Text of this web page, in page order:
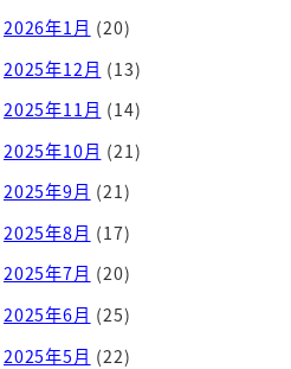
2026年1月 (20)
2025年12月 (13)
2025年11月 (14)
2025年10月 (21)
2025年9月 (21)
2025年8月 (17)
2025年7月 (20)
2025年6月 (25)
2025年5月 (22)